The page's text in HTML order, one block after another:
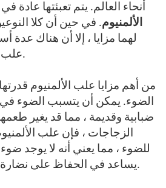
أنحاء العالم. يتم تعبئتها عادة
الألمنيوم. في حين أن كلا
لهما مزايا ، إلا أن هناك عدة
علبمذاق أفضل.
من أهم مزايا علب الألمنيوم
الضوء. يمكن أن يتسبب الضوء في
ضبابية وقديمة ، مما قد يغير
الزجاجات ، فإن علب
للضوء ، مما يعني أنه لا يوجد
يساعد في الحفاظ على نضارة وجودة البيرة بالداخل.